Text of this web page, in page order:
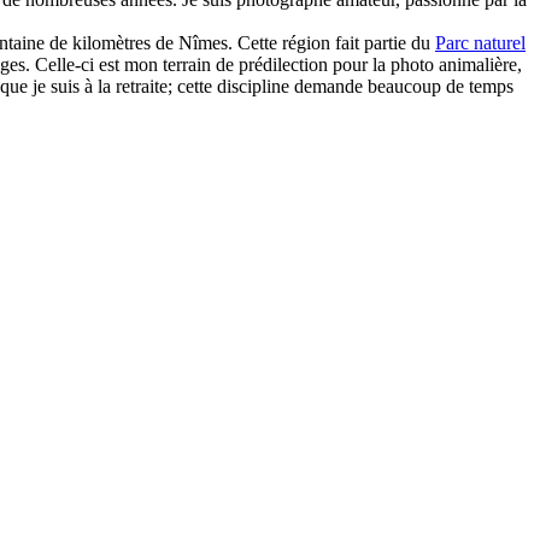
de kilomètres de Nîmes. Cette région fait partie du Parc naturel
Celle-ci est mon terrain de prédilection pour la photo animalière,
je suis à la retraite; cette discipline demande beaucoup de temps